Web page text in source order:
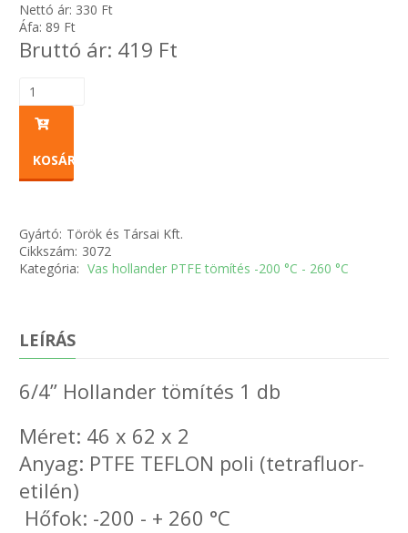
Nettó ár: 330 Ft
Áfa: 89 Ft
Bruttó ár: 419 Ft
KOSÁRBA
Gyártó: Török és Társai Kft.
Cikkszám: 3072
Kategória: Vas hollander PTFE tömítés -200 °C - 260 °C
LEÍRÁS
6/4” Hollander tömítés 1 db
Méret: 46 x 62 x 2
Anyag: PTFE TEFLON poli (tetrafluor-
etilén)
Hőfok: -200 - + 260 °C